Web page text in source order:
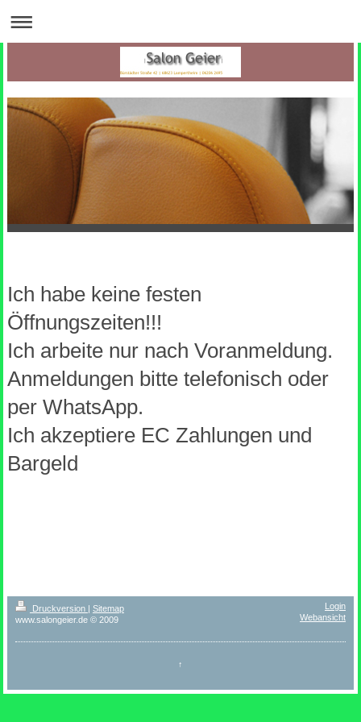
Ich habe keine festen
Öffnungszeiten!!!
Ich arbeite nur nach Voranmeldung.
Anmeldungen bitte telefonisch oder
per WhatsApp.
Ich akzeptiere EC Zahlungen und
Bargeld
Druckversion | Sitemap
www.salongeier.de © 2009
Login
Webansicht
↑